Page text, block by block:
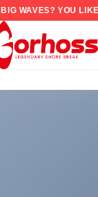
WAVES? YOU